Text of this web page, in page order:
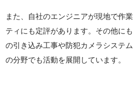
また、自社のエンジニアが現地で作
ティにも定評があります。その他に
の引き込み工事や防犯カメラシステ
の分野でも活動を展開しています。